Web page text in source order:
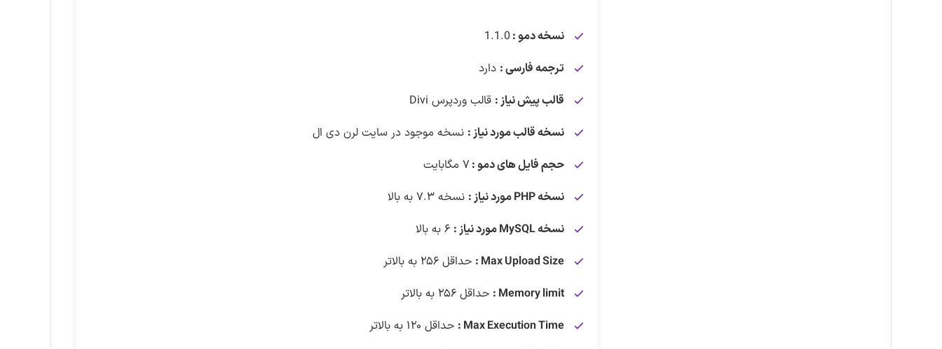
نسخه دمو : 1.1.0
ترجمه فارسی : دارد
قالب پیش نیاز : قالب وردپرس Divi
نسخه قالب مورد نیاز : نسخه موجود در سایت لرن دی ال
حجم فایل های دمو : ۷ مگابایت
نسخه PHP مورد نیاز :
نسخه ۷.۳ به بالا
نسخه MySQL مورد نیاز :
Max Upload Size : حداقل ۲۵۶ به بالاتر
Memory limit : حداقل ۲۵۶ به بالاتر
Max Execution Time : حداقل ۱۲۰ به بالاتر